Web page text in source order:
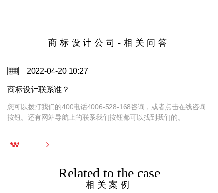
商标设计公司-相关问答
2022-04-20 10:27
商标设计联系谁？
您可以拨打我们的400电话4006-528-168咨询，或者点击在线咨询
按钮。还有网站导航上的联系我们按钮都可以找到我们的。
Related to the case
相关案例